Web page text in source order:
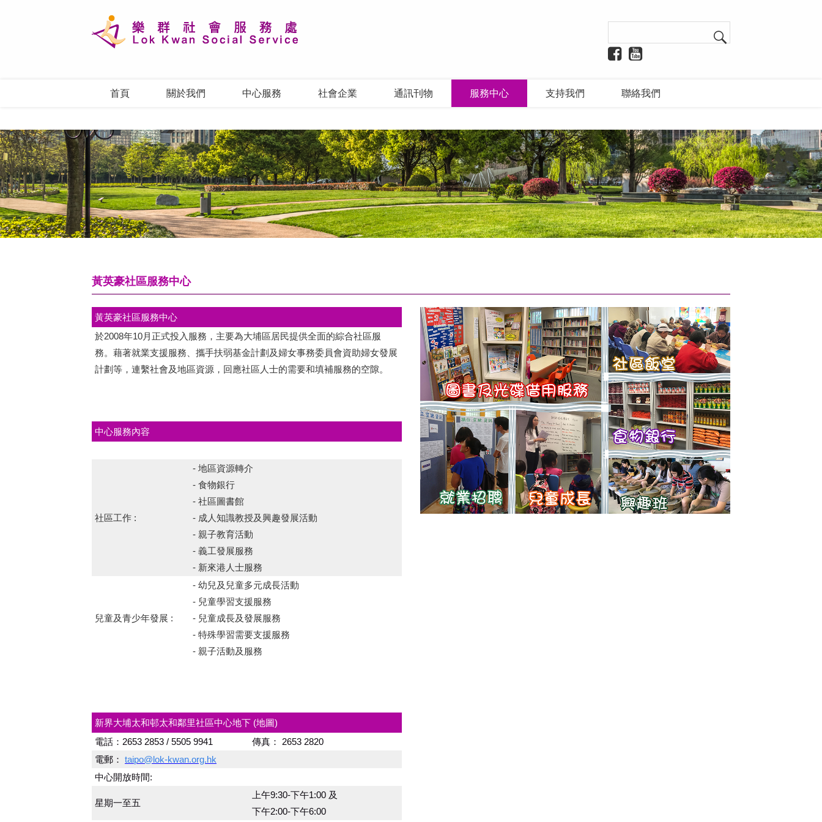
首頁 關於我們 中心服務 社會企業 通訊刊物 服務中心 支持我們 聯絡我們
黃英豪社區服務中心
黃英豪社區服務中心
於2008年10月正式投入服務，主要為大埔區居民提供全面的綜合社區服
務。藉著就業支援服務、攜手扶弱基金計劃及婦女事務委員會資助婦女發展
計劃等，連繫社會及地區資源，回應社區人士的需要和填補服務的空隙。
中心服務內容
社區工作 :
- 地區資源轉介
- 食物銀行
- 社區圖書館
- 成人知識教授及興趣發展活動
- 親子教育活動
- 義工發展服務
- 新來港人士服務
兒童及青少年發展 :
- 幼兒及兒童多元成長活動
- 兒童學習支援服務
- 兒童成長及發展服務
- 特殊學習需要支援服務
- 親子活動及服務
新界大埔太和邨太和鄰里社區中心地下 (地圖)
電話：2653 2853 / 5505 9941
傳真： 2653 2820
電郵： taipo@lok-kwan.org.hk
中心開放時間:
星期一至五
上午9:30-下午1:00 及
下午2:00-下午6:00